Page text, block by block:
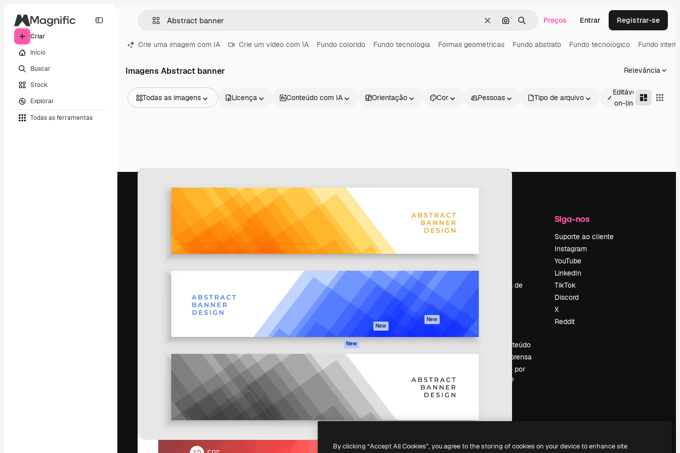
Criar
Início
Buscar
Stock
Explorar
Todas as ferramentas
LimparPesquisar por imagem
BuscarPreços Entrar Registrar-se
Crie uma imagem com IA Crie um vídeo com IA Fundo colorido Fundo tecnologia Formas geometricas Fundo abstrato Fundo tecnologico Fundo
Imagens Abstract banner Relevância
Todas as imagens
Vídeos
Licença Conteúdo com IA Orientação Cor Pessoas Tipo de arquivo
Editável
on-line
A plataforma criativa para você direcionar
seu melhor trabalho. Mais de 1 milhão de
assinantes entre criativos, empresas,
Produtos
Spaces
Assistente de IA
imagens
Gerador de vídeos
Texto para voz
Conteúdo de stock
MCP para
Claude/ChatGPT
New
Agentes New
App móvel
Todas as
ferramentas
Começar
Termos e
condições
Política de
privacidade
Originais
New
Central de
confiabilidade
Empresas
Emprego
Tendências de
Eventos
Vender conteúdo
Sala de imprensa
Procurando por
magnific.ai?
Siga-nos
Suporte ao cliente
Instagram
YouTube
LinkedIn
TikTok
Discord
X
Reddit
Copyright © 2010-2026Freepik Company S.L.U.Todos os direitos reservados.
By clicking “Accept All Cookies”, you agree to the storing of cookies on your device to enhance site